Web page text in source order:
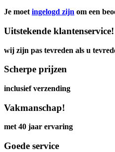
Je moet ingelogd zijn om een
Uitstekende klantenservice!
wij zijn pas tevreden als u
Scherpe prijzen
inclusief verzending
Vakmanschap!
met 40 jaar ervaring
Goede service